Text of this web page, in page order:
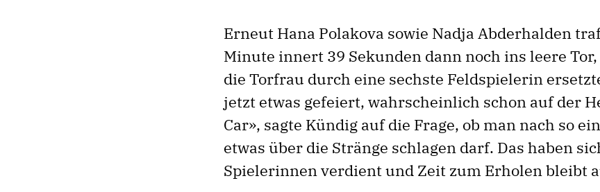
Erneut Hana Polakova sowie Nadja Abderhalden
Minute innert 39 Sekunden dann noch ins leere
die Torfrau durch eine sechste Feldspielerin
jetzt etwas gefeiert, wahrscheinlich schon auf der
Car», sagte Kündig auf die Frage, ob man nach so
etwas über die Stränge schlagen darf. Das haben
Spielerinnen verdient und Zeit zum Erholen bleibt